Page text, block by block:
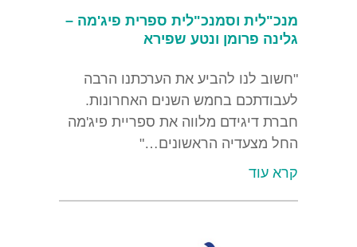
מנכ"לית וסמנכ"לית ספרית פיג'מה –
גלינה פרומן ונטע שפירא
"חשוב לנו להביע את הערכתנו הרבה
לעבודתכם בחמש השנים האחרונות.
חברת דיגידם מלווה את ספריית פיג'מה
החל מצעדיה הראשונים…"
קרא עוד